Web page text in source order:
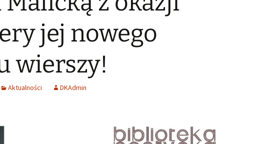
Małoletnich – wersja
Praca w soboty
Zagadnienia gospodarcze
Nauka, oświata, kultura
wersje uproszczone /
poziomowane
Polish-English Books /
Wersje polsko-angielskie
English Books for Kids &
Youth / Książki dla Dzieci
jej nowego
wierszy!
Aktualności DKAdmin